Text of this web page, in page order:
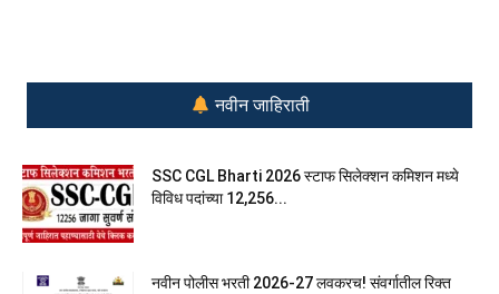
नवीन जाहिराती
SSC CGL Bharti 2026 स्टाफ सिलेक्शन कमिशन मध्ये
विविध पदांच्या 12,256...
नवीन पोलीस भरती 2026-27 लवकरच! संवर्गातील रिक्त